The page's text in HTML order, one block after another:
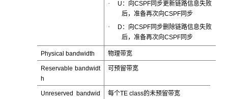
· U：向CSPF同步更新链路信息失败
后，准备再次向CSPF同步
· D：向CSPF同步删除链路信息失败
后，准备再次向CSPF同步
Physical bandwidth 物理带宽
Reservable bandwidt
h
可预留带宽
Unreserved bandwid
每个TE class的未预留带宽